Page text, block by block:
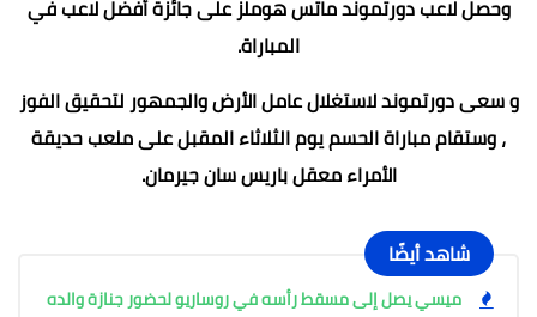
وحصل لاعب دورتموند ماتس هوملز على جائزة أفضل لاعب في
المباراة.
و سعى دورتموند لاستغلال عامل الأرض والجمهور لتحقيق الفوز
، وستقام مباراة الحسم يوم الثلاثاء المقبل على ملعب حديقة
الأمراء معقل باريس سان جيرمان.
شاهد أيضًا
ميسي يصل إلى مسقط رأسه في روساريو لحضور جنازة والده